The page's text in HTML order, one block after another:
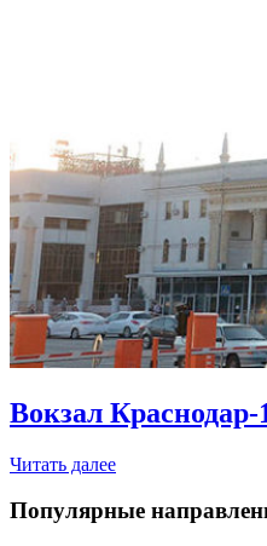
Вокзал Краснодар-
Читать далее
Популярные